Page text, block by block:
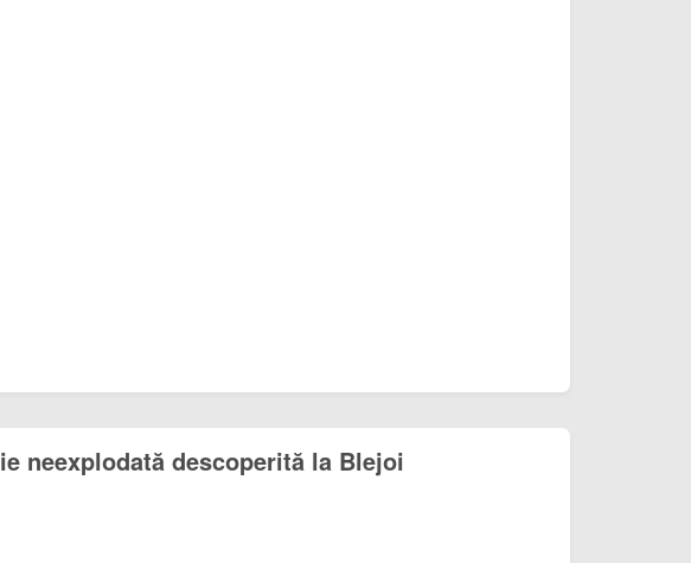
neexplodată descoperită la Blejoi